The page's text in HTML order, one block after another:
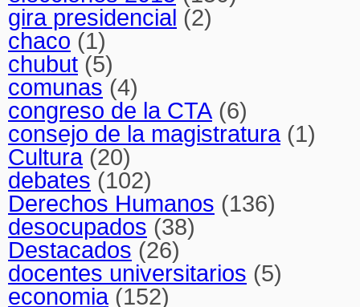
gira presidencial (2)
chaco (1)
chubut (5)
comunas (4)
congreso de la CTA (6)
consejo de la magistratura(1)
Cultura(20)
debates (102)
Derechos Humanos (136)
desocupados (38)
Destacados (26)
docentes universitarios (5)
economia(152)